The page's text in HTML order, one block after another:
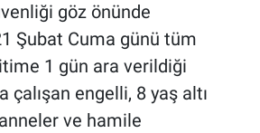
göz önünde
Şubat Cuma günü tüm
1 gün ara verildiği
çalışan engelli, 8 yaş altı
ve hamile